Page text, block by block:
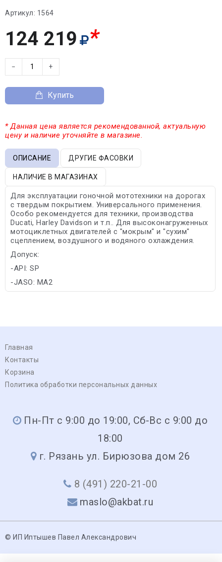
Артикул: 1564
124 219 *
− +
Купить
* Данная цена является рекомендованной, актуальную
цену и наличие уточняйте в магазине.
ОПИСАНИЕ ДРУГИЕ ФАСОВКИ
НАЛИЧИЕ В МАГАЗИНАХ
Для эксплуатации гоночной мототехники на дорогах
с твердым покрытием. Универсального применения.
Особо рекомендуется для техники, производства
Ducati, Harley Davidson и т.п.. Для высоконагруженных
мотоциклетных двигателей с "мокрым" и "сухим"
сцеплением, воздушного и водяного охлаждения.
Допуск:
-API: SP
-JASO: MA2
Главная
Контакты
Корзина
Политика обработки персональных данных
Пн-Пт с 9:00 до 19:00, Сб-Вс с 9:00 до
18:00
г. Рязань ул. Бирюзова дом 26
8 (491) 220-21-00
maslo@akbat.ru
© ИП Иптышев Павел Александрович